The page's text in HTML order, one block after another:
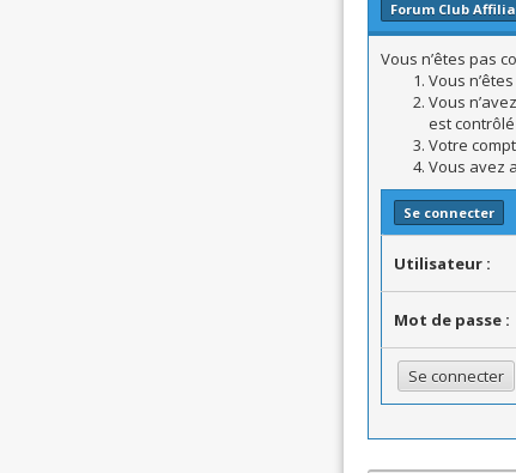
Forum Club
Vous n’êtes pas
Vous
Vous
est
Votre
Vous avez
Se connecter
Utilisateur :
Mot de passe :